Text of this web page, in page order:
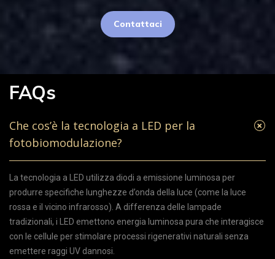
Contattaci
FAQs
Che cos’è la tecnologia a LED per la
fotobiomodulazione?
La tecnologia a LED utilizza diodi a emissione luminosa per
produrre specifiche lunghezze d’onda della luce (come la luce
rossa e il vicino infrarosso). A differenza delle lampade
tradizionali, i LED emettono energia luminosa pura che interagisce
con le cellule per stimolare processi rigenerativi naturali senza
emettere raggi UV dannosi.